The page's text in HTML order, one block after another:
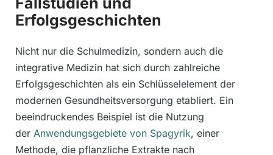
Erfolgsgeschichten
Nicht nur die Schulmedizin, sondern auch die
integrative Medizin hat sich durch zahlreiche
Erfolgsgeschichten als ein Schlüsselelement der
modernen Gesundheitsversorgung etabliert. Ein
beeindruckendes Beispiel ist die Nutzung
der Anwendungsgebiete von Spagyrik, einer
Methode, die pflanzliche Extrakte nach